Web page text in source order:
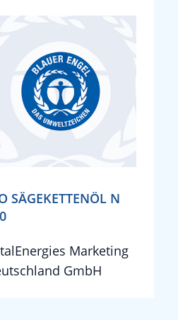
SÄGEKETTENÖL N
Marketing
GmbH